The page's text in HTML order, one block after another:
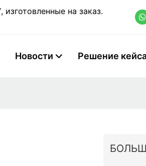
на заказ.
Новости Решение